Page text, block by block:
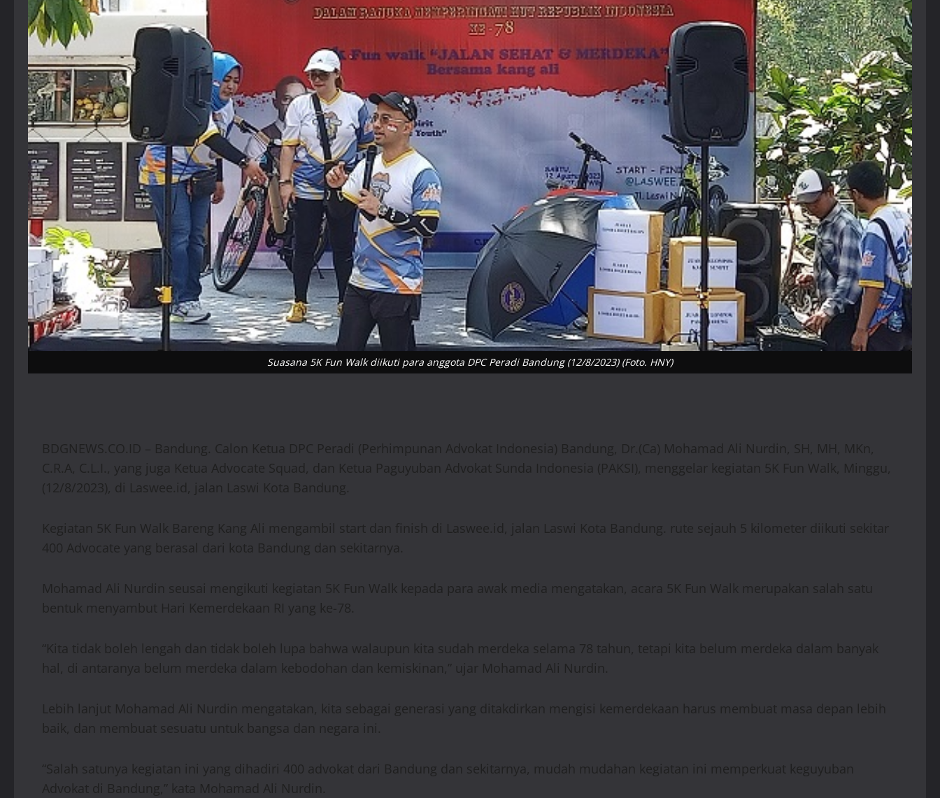
Suasana 5K Fun Walk diikuti para anggota DPC Peradi Bandung (12/8/2023) (Foto. HNY)
BDGNEWS.CO.ID – Bandung. Calon Ketua DPC Peradi (Perhimpunan Advokat Indonesia) Bandung, Dr.(Ca) Mohamad Ali Nurdin, SH, MH, MKn,
C.R.A, C.L.I., yang juga Ketua Advocate Squad, dan Ketua Paguyuban Advokat Sunda Indonesia (PAKSI), menggelar kegiatan 5K Fun Walk, Minggu,
(12/8/2023), di Laswee.id, jalan Laswi Kota Bandung.
Kegiatan 5K Fun Walk Bareng Kang Ali mengambil start dan finish di Laswee.id, jalan Laswi Kota Bandung. rute sejauh 5 kilometer diikuti sekitar
400 Advocate yang berasal dari kota Bandung dan sekitarnya.
Mohamad Ali Nurdin seusai mengikuti kegiatan 5K Fun Walk kepada para awak media mengatakan, acara 5K Fun Walk merupakan salah satu
bentuk menyambut Hari Kemerdekaan RI yang ke-78.
“Kita tidak boleh lengah dan tidak boleh lupa bahwa walaupun kita sudah merdeka selama 78 tahun, tetapi kita belum merdeka dalam banyak
hal, di antaranya belum merdeka dalam kebodohan dan kemiskinan,” ujar Mohamad Ali Nurdin.
Lebih lanjut Mohamad Ali Nurdin mengatakan, kita sebagai generasi yang ditakdirkan mengisi kemerdekaan harus membuat masa depan lebih
baik, dan membuat sesuatu untuk bangsa dan negara ini.
“Salah satunya kegiatan ini yang dihadiri 400 advokat dari Bandung dan sekitarnya, mudah mudahan kegiatan ini memperkuat keguyuban
Advokat di Bandung,” kata Mohamad Ali Nurdin.